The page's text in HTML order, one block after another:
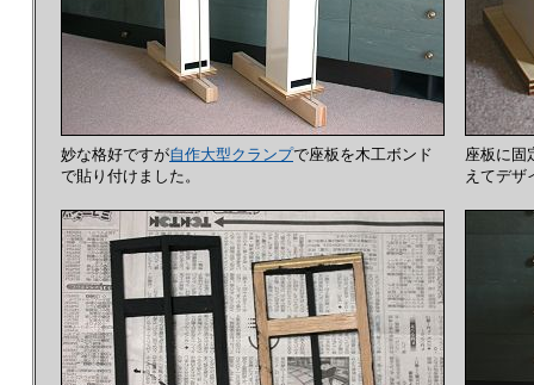
妙な格好ですが自作大型クランプで座板を木工ボンド
で貼り付けました。
座板に固
えてデザ